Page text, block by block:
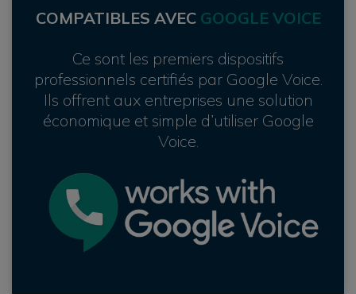
COMPATIBLES AVEC GOOGLE VOICE
Ce sont les premiers dispositifs
professionnels certifiés par Google Voice.
Ils offrent aux entreprises une solution
économique et simple d’utiliser Google
Voice.